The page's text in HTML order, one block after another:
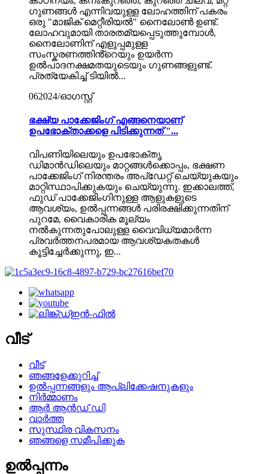
ഗുണങ്ങൾ എന്നിവയുള്ള ലോഹത്തിന് പകരം
ഒരു "മാജിക് മെറ്റീരിയൽ" നൈലോൺ ഉണ്ട്.
ലോഹവുമായി താരതമ്യപ്പെടുത്തുമ്പോൾ,
നൈലോണിന് എളുപ്പമുള്ള
സംസ്കരണത്തിൻ്റെയും ഉയർന്ന
ഉൽപാദനക്ഷമതയുടെയും ഗുണങ്ങളുണ്ട്.
പ്രത്യേകിച്ച് ടിയിൽ...
062024/ഓഗസ്റ്റ്
ഭക്ഷ്യ പാക്കേജിംഗ് എങ്ങനെയാണ്
ഉപഭോക്താക്കളെ പിടിക്കുന്നത് "...
വിപണിയിലെയും ഉപഭോക്തൃ
ഡിമാൻഡിലെയും മാറ്റങ്ങൾക്കൊപ്പം, ഭക്ഷണ
പാക്കേജിംഗ് നിരന്തരം അപ്‌ഡേറ്റ് ചെയ്യുകയും
മാറ്റിസ്ഥാപിക്കുകയും ചെയ്യുന്നു. ഇക്കാലത്ത്,
ഫുഡ് പാക്കേജിംഗിനുള്ള ആളുകളുടെ
ആവശ്യം, ഉൽപ്പന്നങ്ങൾ പരിരക്ഷിക്കുന്നതിന്
പുറമേ, വൈകാരിക മൂല്യം
നൽകുന്നതുപോലുള്ള വൈവിധ്യമാർന്ന
പ്രവർത്തനപരമായ ആവശ്യകതകൾ
കൂട്ടിച്ചേർക്കുന്നു, ഇ...
വീട്
വീട്
ഞങ്ങളേക്കുറിച്ച്
ഉൽപ്പന്നങ്ങളും ആപ്ലിക്കേഷനുകളും
നിർമ്മാണം
ആർ ആൻഡ് ഡി
വാർത്ത
സുസ്ഥിര വികസനം
ഞങ്ങളെ സമീപിക്കുക
ഉൽപ്പന്നം